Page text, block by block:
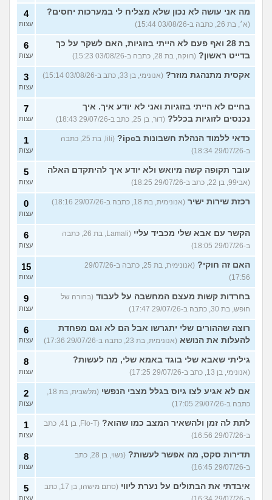
מה אני עושה לא נכון שלא מצליח לי במערכות יחסים?
(א׳, בת 26, כתבה ב-03/08/26 15:44)
4
עצות
בת 28 ואף פעם לא הייתי בזוגיות, האם לשקר על כך
בדייט ראשון? (רווקה, בת 28, כתבה ב-03/08/26 15:23)
6
עצות
אקסית מתנהגת מוזר? (אנונימי, בן 33, כתב ב-03/08/26 15:14) 3
עצות
בחיים לא הייתי בזוגיות ואני לא יודע איך. איך
נכנסים לזוגיות בכלל? (דור, בן 25, כתב ב-29/07/26 18:43)
7
עצות
כדאי ללמוד הנהלת חשבונות בipc?
(lili, בת 25, כתבה
ב-29/07/26 18:34)
1
עצות
עובר תקופה קשה מיואש ולא יודע איך להיתקדם האלה
(אבי99, בן 22, כתב ב-29/07/26 18:25)
5
עצות
רכזת שירות ישיר (אנונימית, בת 18, כתבה ב-29/07/26 18:16) 0
עצות
הקשר עם אבא שלי מכביד עליי
(Lamali, בת 26, כתבה
ב-29/07/26 18:05)
6
עצות
האם זה חוקי?
(אנונימית, בת 25, כתבה ב-29/07/26
17:56)
15
עצות
בחרדות קשות מעצם המחשבה על לעבוד (בחורה של
חופש, בת 30, כתבה ב-29/07/26 17:47)
9
עצות
רוצה שההורים שלי יתגרשו אבל הם לא וגם מפחדת
להעלות את הנושא (אנונימית, בת 23, כתבה ב-29/07/26 17:36)
6
עצות
גיליתי שאבא שלי בוגד באמא שלי, מה לעשות?
(אנונימי, בן 13, כתב ב-29/07/26 17:25)
8
עצות
אם לא אגיע לצו גיוס בגלל מצבי הנפשי
(מלשבית, בת 18,
כתבה ב-29/07/26 17:05)
2
עצות
לתת לה זמן ולהשאיר המצב כמו שהוא?
(Flo-T, בן 41, כתב
ב-29/07/26 16:56)
1
עצות
תדירות סקס, מה אפשר לעשות?
(נשוי, בן 28, כתב
ב-29/07/26 16:45)
8
עצות
איבדתי את הבתולים על נערת ליווי
(סתם מישהו, בן 17, כתב
5
עצות